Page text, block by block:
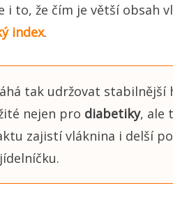
i to, že čím je větší obsah
index.
tak udržovat stabilnější
nejen pro diabetiky, ale
zajistí vláknina i delší